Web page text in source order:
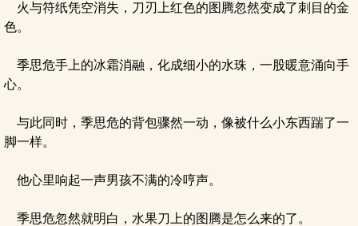
火与符纸凭空消失，刀刃上红色的图腾忽然变成了刺目的金
色。
季思危手上的冰霜消融，化成细小的水珠，一股暖意涌向手
心。
与此同时，季思危的背包骤然一动，像被什么小东西踹了一
脚一样。
他心里响起一声男孩不满的冷哼声。
季思危忽然就明白，水果刀上的图腾是怎么来的了。